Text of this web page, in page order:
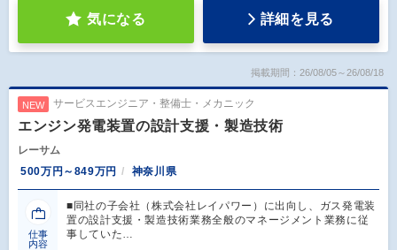
気になる 詳細を見る
掲載期間：26/08/05～26/08/18
NEW サービスエンジニア・整備士・メカニック
エンジン発電装置の設計支援・製造技術
レーサム
500万円～849万円
神奈川県
仕事
内容
■同社の子会社（株式会社レイパワー）に出向し、ガス発電装
置の設計支援・製造技術業務全般のマネージメント業務に従
事していた…